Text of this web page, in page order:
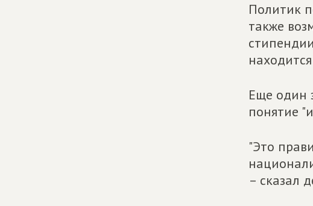
Политик
также
находится
Еще один
понятие
"Это
– сказал